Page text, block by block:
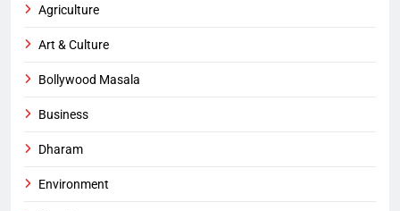
Agriculture
Art & Culture
Bollywood Masala
Business
Dharam
Environment